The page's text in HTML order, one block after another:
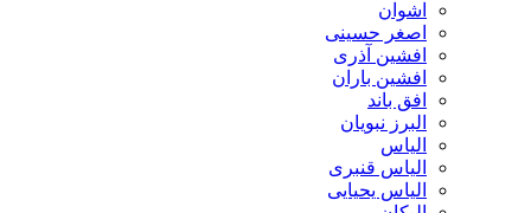
اصغر حسینی
افشین آذری
افشین باران
افق باند
البرز نبویان
الیاس قنبرى
الیاس یحیایی